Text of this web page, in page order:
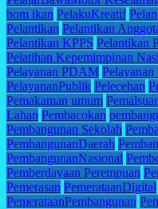
bom ikan PelakuKreatif
Pelantikan Pelantikan
Pelantikan KPPS Pelantikan
Pelatihan Kepemimpinan
Pelayanan PDAM
PelayananPublik Pelecehan
Pemakaman umum
Lahan Pembacokan
Pembangunan Sekolah
PembangunanDaerah
PembangunanNasional
Pemberdayaan Perempuan
Pemerasan PemerataanDigital
PemerataanPembangunan